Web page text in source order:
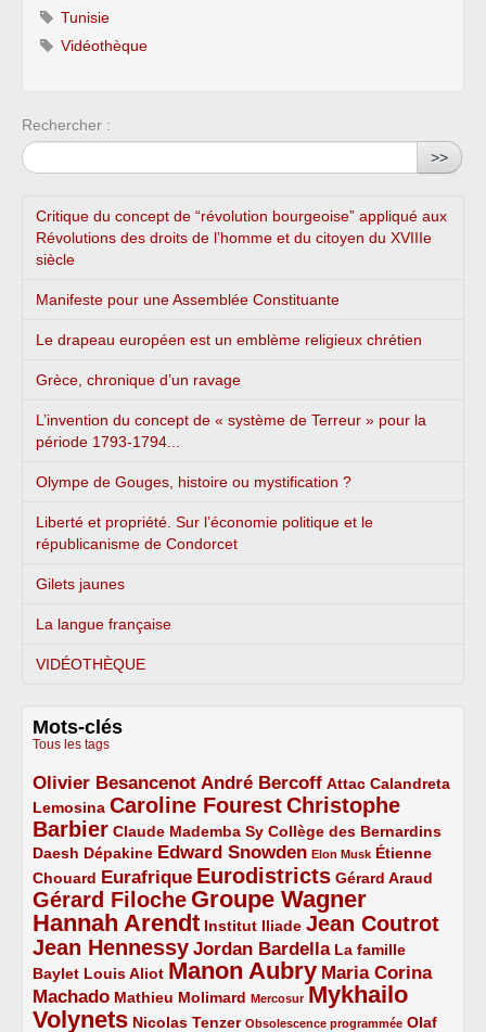
Tunisie
Vidéothèque
Rechercher :
>>
Critique du concept de “révolution bourgeoise” appliqué aux
Révolutions des droits de l’homme et du citoyen du XVIIIe
siècle
Manifeste pour une Assemblée Constituante
Le drapeau européen est un emblème religieux chrétien
Grèce, chronique d’un ravage
L’invention du concept de « système de Terreur » pour la
période 1793-1794...
Olympe de Gouges, histoire ou mystification ?
Liberté et propriété. Sur l’économie politique et le
républicanisme de Condorcet
Gilets jaunes
La langue française
VIDÉOTHÈQUE
Mots-clés
Tous les tags
Olivier Besancenot
3/5 André Bercoff
3/5 Attac
2/5
Calandreta
Lemosina
2/5 Caroline Fourest
4/5
Christophe
Barbier
4/5 Claude Mademba Sy
2/5 Collège des Bernardins
2/5
Daesh
2/5 Dépakine
2/5 Edward Snowden
3/5 Elon Musk
1/5
Étienne
Chouard
2/5 Eurafrique
3/5 Eurodistricts
4/5 Gérard Araud
2/5
Gérard Filoche
4/5 Groupe Wagner
5/5
Hannah Arendt
5/5 Institut Iliade
2/5 Jean Coutrot
4/5
Jean Hennessy
4/5 Jordan Bardella
3/5
La famille
Baylet
2/5 Louis Aliot
2/5 Manon Aubry
5/5
Maria Corina
Machado
3/5 Mathieu Molimard
2/5 Mercosur
1/5
Mykhailo
Volynets
5/5 Nicolas Tenzer
2/5 Obsolescence programmée
1/5 Olaf